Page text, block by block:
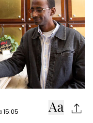
15:05